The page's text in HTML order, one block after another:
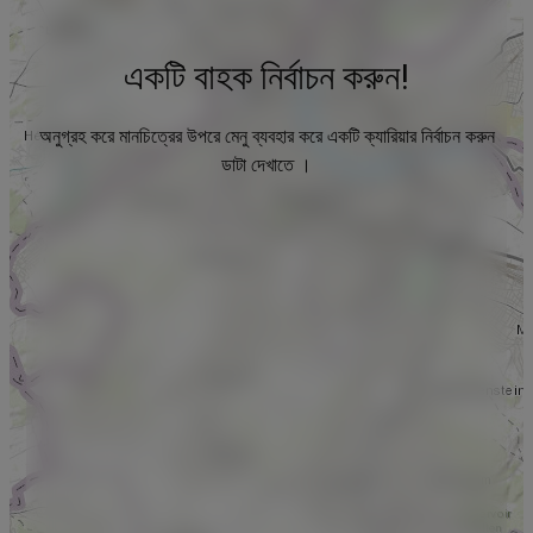
একটি বাহক নির্বাচন করুন!
অনুগ্রহ করে মানচিত্রের উপরে মেনু ব্যবহার করে একটি ক্যারিয়ার নির্বাচন করুন
ডাটা দেখাতে ।